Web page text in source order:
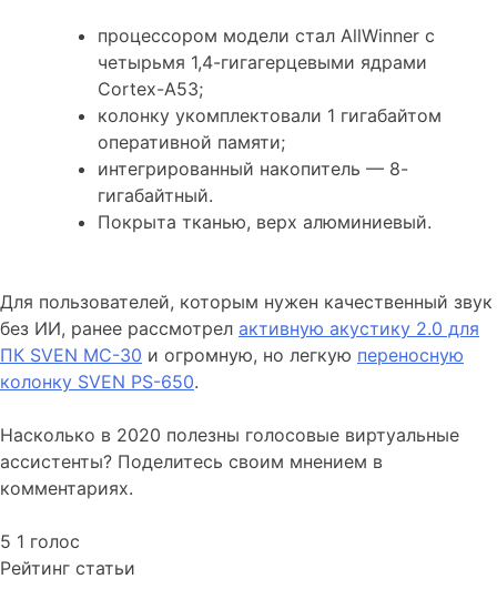
процессором модели стал AllWinner с
четырьмя 1,4-гигагерцевыми ядрами
Cortex-A53;
колонку укомплектовали 1 гигабайтом
оперативной памяти;
интегрированный накопитель — 8-
гигабайтный.
Покрыта тканью, верх алюминиевый.
Для пользователей, которым нужен качественный звук
без ИИ, ранее рассмотрел активную акустику 2.0 для
ПК SVEN MC-30 и огромную, но легкую переносную
колонку SVEN PS-650.
Насколько в 2020 полезны голосовые виртуальные
ассистенты? Поделитесь своим мнением в
комментариях.
5 1 голос
Рейтинг статьи